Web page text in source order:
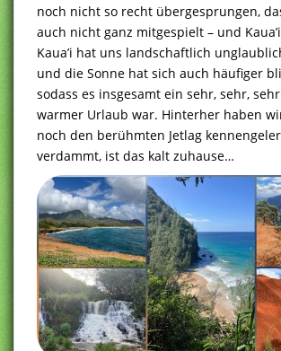
noch nicht so recht übergesprungen,
auch nicht ganz mitgespielt – und
Kaua’i hat uns landschaftlich
und die Sonne hat sich auch häufiger
sodass es insgesamt ein sehr, sehr,
warmer Urlaub war. Hinterher haben
noch den berühmten Jetlag
verdammt, ist das kalt zuhause…